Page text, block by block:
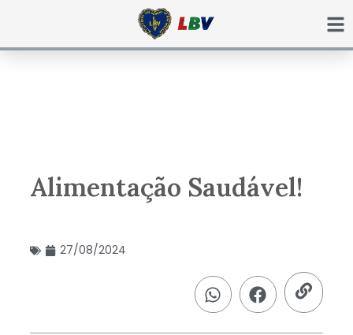
Alimentação Saudável!
27/08/2024